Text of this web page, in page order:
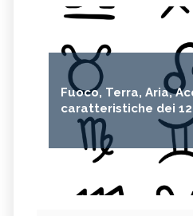
Fuoco, Terra, Aria,
caratteristiche dei